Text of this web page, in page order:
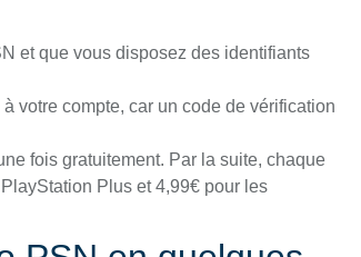
et que vous disposez des identifiants
votre compte, car un code de vérification
fois gratuitement. Par la suite, chaque
Plus et 4,99€ pour les